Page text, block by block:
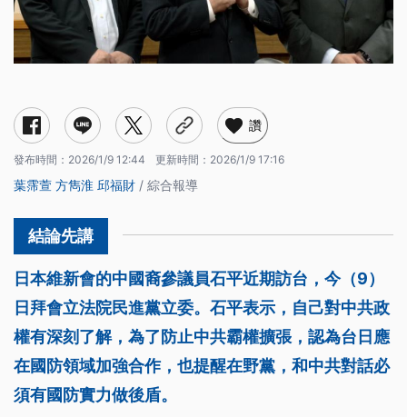
讚
發布時間： 2026/1/9 12:44 更新時間： 2026/1/9 17:16
葉霈萱 方雋淮 邱福財 / 綜合報導
日本維新會的中國裔參議員石平近期訪台，今（9）
日拜會立法院民進黨立委。石平表示，自己對中共政
權有深刻了解，為了防止中共霸權擴張，認為台日應
在國防領域加強合作，也提醒在野黨，和中共對話必
須有國防實力做後盾。